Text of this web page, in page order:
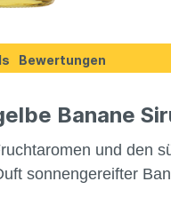
Bewertungen
Banane
und den
sonnengereifter